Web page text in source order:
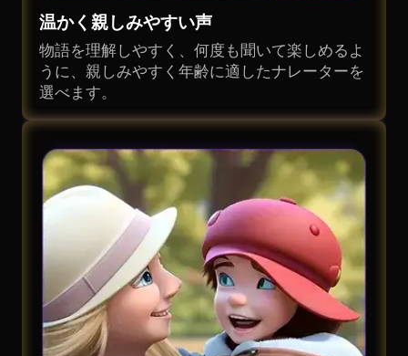
温かく親しみやすい声
物語を理解しやすく、何度も聞いて楽しめるよ
うに、親しみやすく年齢に適したナレーターを
選べます。